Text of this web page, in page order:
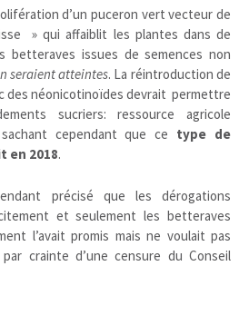
d’un puceron vert vecteur de
» qui affaiblit les plantes dans de
betteraves issues de semences non
seraient atteintes. La réintroduction de
des néonicotinoïdes devrait permettre
sucriers: ressource agricole
cependant que ce type de
en 2018.
précisé que les dérogations
et seulement les betteraves
l’avait promis mais ne voulait pas
crainte d’une censure du Conseil